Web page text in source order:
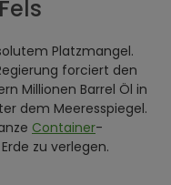
Platzmangel.
forciert den
Millionen Barrel Öl in
dem Meeresspiegel.
Container-
zu verlegen.